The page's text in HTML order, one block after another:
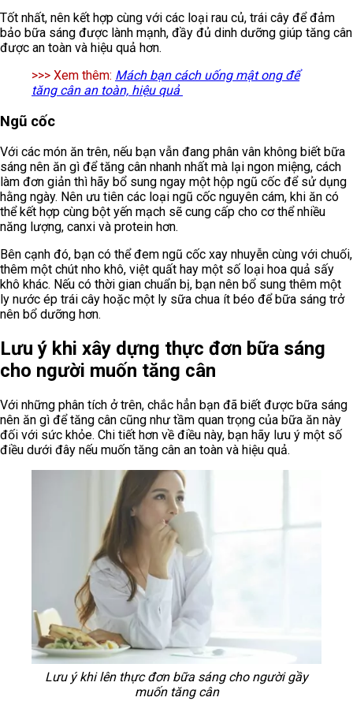
Tốt nhất, nên kết hợp cùng với các loại rau củ, trái cây để đảm
bảo bữa sáng được lành mạnh, đầy đủ dinh dưỡng giúp tăng cân
được an toàn và hiệu quả hơn.
>>> Xem thêm: Mách bạn cách uống mật ong để
tăng cân an toàn, hiệu quả
Ngũ cốc
Với các món ăn trên, nếu bạn vẫn đang phân vân không biết bữa
sáng nên ăn gì để tăng cân nhanh nhất mà lại ngon miệng, cách
làm đơn giản thì hãy bổ sung ngay một hộp ngũ cốc để sử dụng
hằng ngày. Nên ưu tiên các loại ngũ cốc nguyên cám, khi ăn có
thể kết hợp cùng bột yến mạch sẽ cung cấp cho cơ thể nhiều
năng lượng, canxi và protein hơn.
Bên cạnh đó, bạn có thể đem ngũ cốc xay nhuyễn cùng với chuối,
thêm một chút nho khô, việt quất hay một số loại hoa quả sấy
khô khác. Nếu có thời gian chuẩn bị, bạn nên bổ sung thêm một
ly nước ép trái cây hoặc một ly sữa chua ít béo để bữa sáng trở
nên bổ dưỡng hơn.
Lưu ý khi xây dựng thực đơn bữa sáng
cho người muốn tăng cân
Với những phân tích ở trên, chắc hẳn bạn đã biết được bữa sáng
nên ăn gì để tăng cân cũng như tầm quan trọng của bữa ăn này
đối với sức khỏe. Chi tiết hơn về điều này, bạn hãy lưu ý một số
điều dưới đây nếu muốn tăng cân an toàn và hiệu quả.
Lưu ý khi lên thực đơn bữa sáng cho người gầy
muốn tăng cân